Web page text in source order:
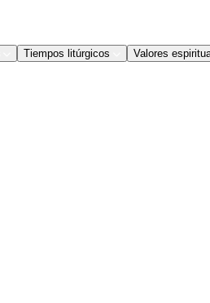
Tiempos litúrgicos Valores